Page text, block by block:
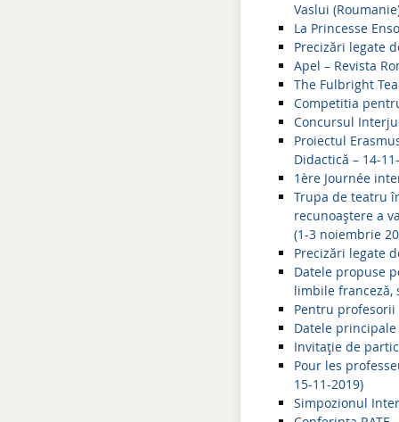
Vaslui
La Princesse
Precizări legate
Apel – Revista
The Fulbright
Competitia
Concursul
Proiectul
Didactică – 14-
1ère Journée
Trupa de teatru
recunoaștere a
(1-3 noiembrie
Precizări legate
Datele propuse
limbile franceză,
Pentru profesorii
Datele principale
Invitație de
Pour les
15-11-2019)
Simpozionul